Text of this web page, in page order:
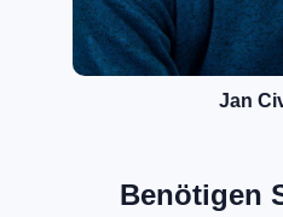
Jan
Benötigen